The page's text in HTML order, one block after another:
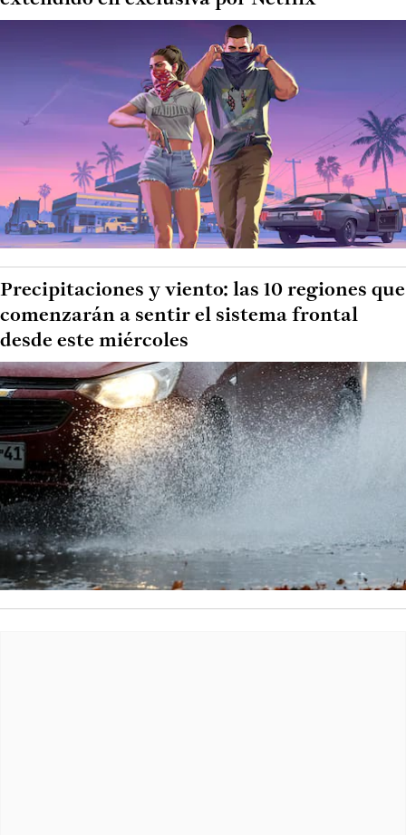
Precipitaciones y viento: las 10 regiones que
comenzarán a sentir el sistema frontal
desde este miércoles